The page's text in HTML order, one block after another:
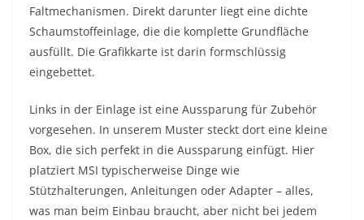
Faltmechanismen. Direkt darunter liegt eine dichte
Schaumstoffeinlage, die die komplette Grundfläche
ausfüllt. Die Grafikkarte ist darin formschlüssig
eingebettet.
Links in der Einlage ist eine Aussparung für Zubehör
vorgesehen. In unserem Muster steckt dort eine kleine
Box, die sich perfekt in die Aussparung einfügt. Hier
platziert MSI typischerweise Dinge wie
Stützhalterungen, Anleitungen oder Adapter – alles,
was man beim Einbau braucht, aber nicht bei jedem